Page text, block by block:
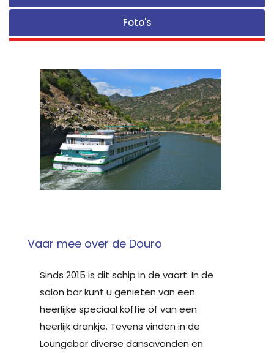
Foto's
Vaar mee over de Douro
Sinds 2015 is dit schip in de vaart. In de
salon bar kunt u genieten van een
heerlijke speciaal koffie of van een
heerlijk drankje. Tevens vinden in de
Loungebar diverse dansavonden en